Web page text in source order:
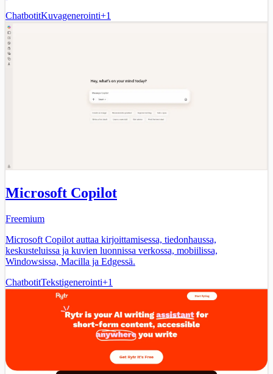
ChatbotitKuvagenerointi+1
Microsoft Copilot
Freemium
Microsoft Copilot auttaa kirjoittamisessa, tiedonhaussa,
keskusteluissa ja kuvien luonnissa verkossa, mobiilissa,
Windowsissa, Macilla ja Edgessä.
ChatbotitTekstigenerointi+1